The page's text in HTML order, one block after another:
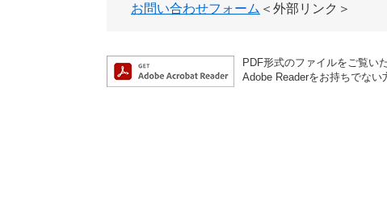
お問い合わせフォーム ＜外部リンク＞
PDF形式のファイルをご覧い
Adobe Readerをお持ちでない